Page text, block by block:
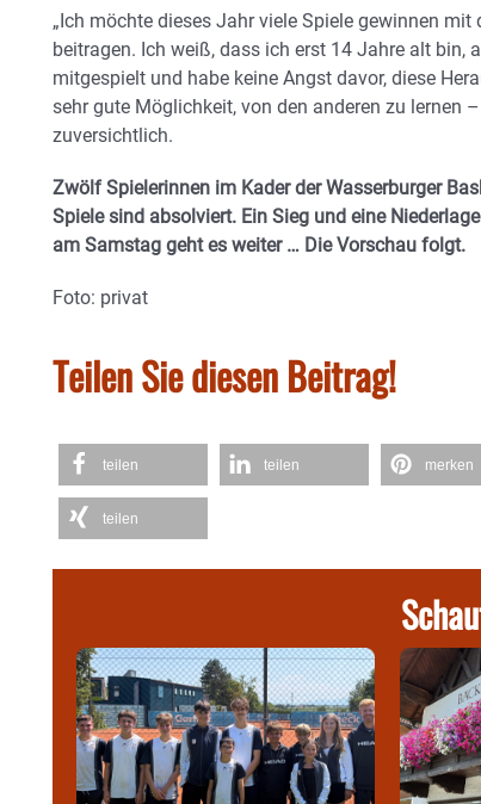
„Ich möchte dieses Jahr viele Spiele gewinnen
beitragen. Ich weiß, dass ich erst 14 Jahre alt bin,
mitgespielt und habe keine Angst davor, diese
sehr gute Möglichkeit, von den anderen zu lernen
zuversichtlich.
Zwölf Spielerinnen im Kader der Wasserburger
Spiele sind absolviert. Ein Sieg und eine
am Samstag geht es weiter … Die Vorschau folgt.
Foto: privat
Teilen Sie diesen Beitrag!
teilen teilen merken
teilen